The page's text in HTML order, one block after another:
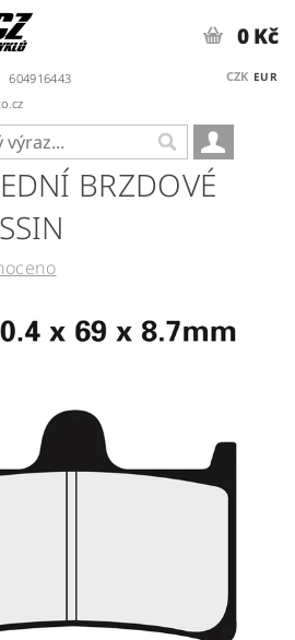
604916443
CZK EUR
0 Kč
BRZDOVÉ